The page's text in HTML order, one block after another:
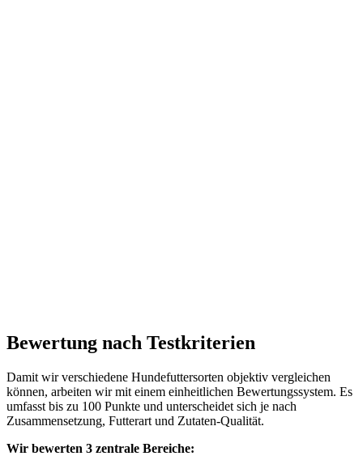
Bewertung nach Testkriterien
Damit wir verschiedene Hundefuttersorten objektiv vergleichen
können, arbeiten wir mit einem einheitlichen Bewertungssystem. Es
umfasst bis zu 100 Punkte und unterscheidet sich je nach
Zusammensetzung, Futterart und Zutaten-Qualität.
Wir bewerten 3 zentrale Bereiche: